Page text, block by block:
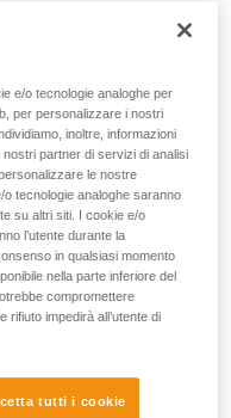
e/o tecnologie analoghe per
per personalizzare i nostri
inoltre, informazioni
nostri partner di servizi di analisi
le nostre
o tecnologie analoghe saranno
su altri siti. I cookie e/o
l’utente durante la
in qualsiasi momento
nella parte inferiore del
compromettere
rifiuto impedirà all’utente di
tutti i cookie